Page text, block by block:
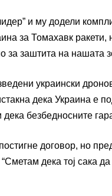
и му додели
за Томахавк ракети,
заштита на нашата
украински
дека Украина е
дека безбедносните
договор, но
дека тој сака